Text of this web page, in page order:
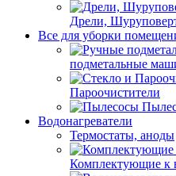
Дрели,
Все для уборки
подметальные
Пароочистители
Водонагреватели
Термостаты, аноды
Комплектующие к